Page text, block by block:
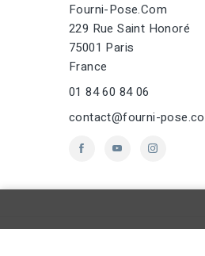
Fourni-Pose.com
229 Rue Saint Honoré
75001 Paris
France
01 84 60 84 06
contact@fourni-